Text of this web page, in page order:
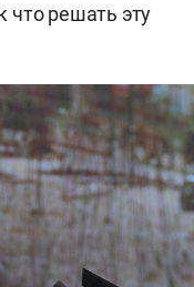
что решать эту